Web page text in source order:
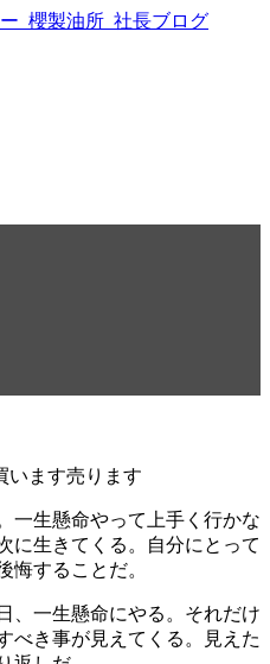
います売ります
一生懸命やって上手く行かな
に生きてくる。自分にとって
悔することだ。
、一生懸命にやる。それだけ
べき事が見えてくる。見えた